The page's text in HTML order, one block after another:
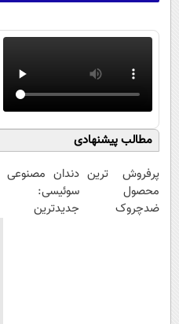
مطالب پیشنهادی
پرفروش ترین
محصول
ضدچروک
دندان مصنوعی
سوئیسی:
جدیدترین